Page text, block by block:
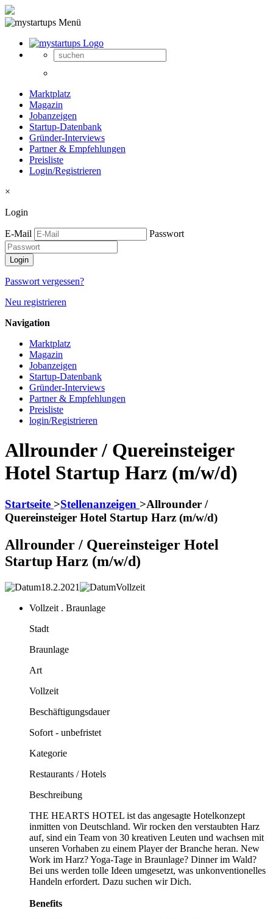
Marktplatz
Magazin
Jobanzeigen
Startup-Datenbank
Gründer-Interviews
Partner & Empfehlungen
Preisliste
Login/Registrieren
×
Login
E-Mail Passwort
Passwort vergessen?
Neu registrieren
Navigation
Marktplatz
Magazin
Jobanzeigen
Startup-Datenbank
Gründer-Interviews
Partner & Empfehlungen
Preisliste
login/Registrieren
Allrounder / Quereinsteiger
Hotel Startup Harz (m/w/d)
Startseite >Stellenanzeigen >Allrounder /
Quereinsteiger Hotel Startup Harz (m/w/d)
Allrounder / Quereinsteiger Hotel
Startup Harz (m/w/d)
18.2.2021
Vollzeit
Vollzeit . Braunlage
Stadt
Braunlage
Art
Vollzeit
Beschäftigungsdauer
Sofort - unbefristet
Kategorie
Restaurants / Hotels
Beschreibung
THE HEARTS HOTEL ist das angesagte Hotelkonzept
inmitten von Deutschland. Wir rocken den verstaubten Harz
auf, sind ein Team von 30 kreativen Leuten und wachsen mit
unseren Vorhaben zu einem Player der Branche heran. New
Work im Harz? Yoga-Tage in Braunlage? Dinner im Wald?
Bei uns werden tolle Ideen umgesetzt, was unkonventionelles
Handeln erfordert. Dazu suchen wir Dich.
Benefits